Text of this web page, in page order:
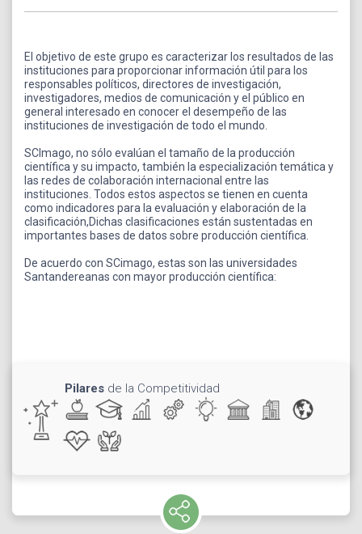
El objetivo de este grupo es caracterizar los resultados de las
instituciones para proporcionar información útil para los
responsables políticos, directores de investigación,
investigadores, medios de comunicación y el público en
general interesado en conocer el desempeño de las
instituciones de investigación de todo el mundo.
SCImago, no sólo evalúan el tamaño de la producción
científica y su impacto, también la especialización temática y
las redes de colaboración internacional entre las
instituciones. Todos estos aspectos se tienen en cuenta
como indicadores para la evaluación y elaboración de la
clasificación,Dichas clasificaciones están sustentadas en
importantes bases de datos sobre producción científica.
De acuerdo con SCimago, estas son las universidades
Santandereanas con mayor producción científica:
Pilares de la Competitividad